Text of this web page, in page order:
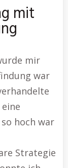
mit
mir
war
hoch war
Strategie